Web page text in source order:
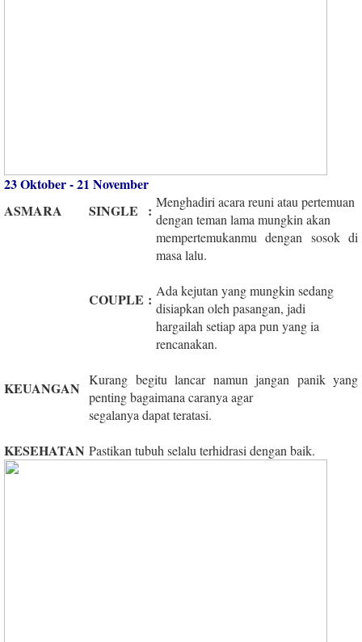
23 Oktober - 21 November
ASMARA
SINGLE : Menghadiri acara reuni atau pertemuan
dengan teman lama mungkin akan
mempertemukanmu dengan sosok di
masa lalu.
COUPLE : Ada kejutan yang mungkin sedang
disiapkan oleh pasangan, jadi
hargailah setiap apa pun yang ia
rencanakan.
KEUANGAN Kurang begitu lancar namun jangan panik yang
penting bagaimana caranya agar
segalanya dapat teratasi.
KESEHATAN Pastikan tubuh selalu terhidrasi dengan baik.